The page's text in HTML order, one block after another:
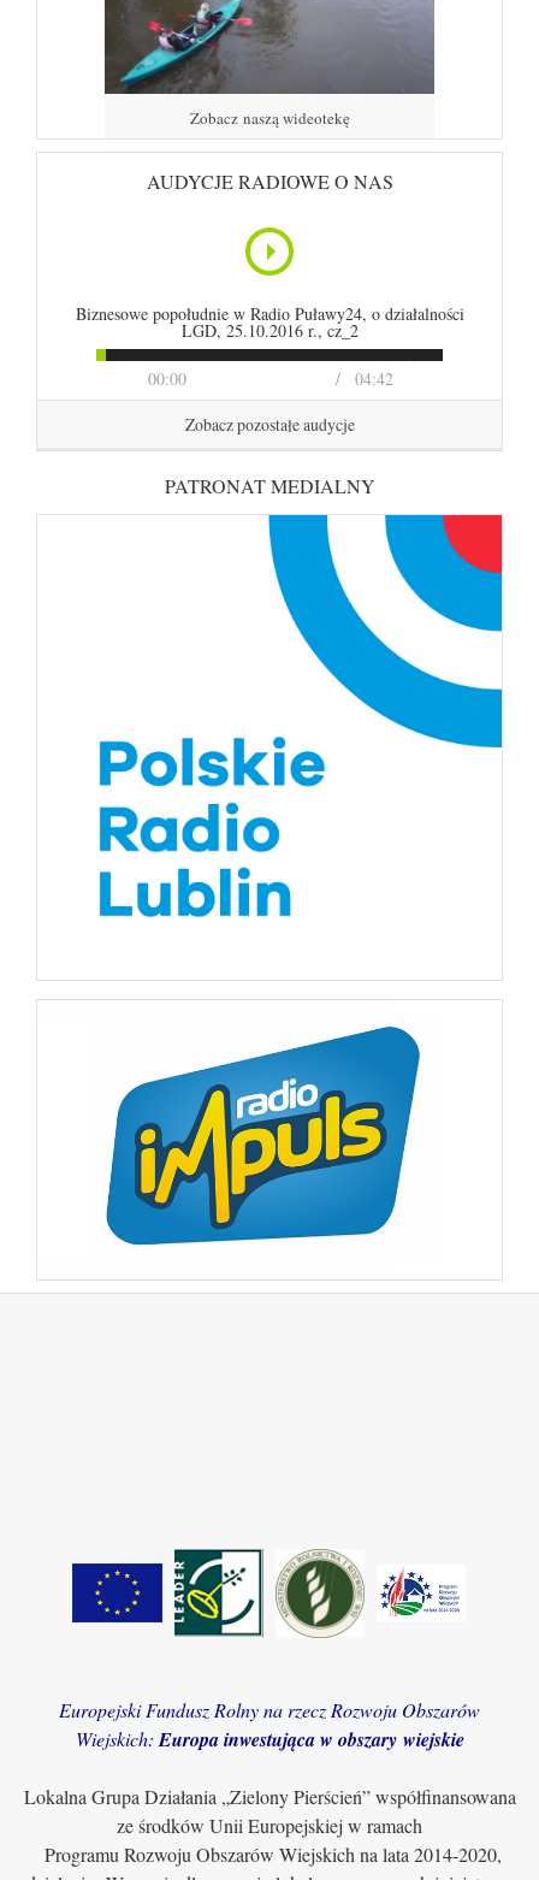
Zobacz naszą wideotekę
AUDYCJE RADIOWE O NAS
00:00 04:42
Biznesowe popołudnie w Radio Puławy24, o działalności
LGD, 25.10.2016 r., cz_2
Zobacz pozostałe audycje
PATRONAT MEDIALNY
Europejski Fundusz Rolny na rzecz Rozwoju Obszarów
Wiejskich: Europa inwestująca w obszary wiejskie
Lokalna Grupa Działania „Zielony Pierścień” współfinansowana
ze środków Unii Europejskiej w ramach
Programu Rozwoju Obszarów Wiejskich na lata 2014-2020,